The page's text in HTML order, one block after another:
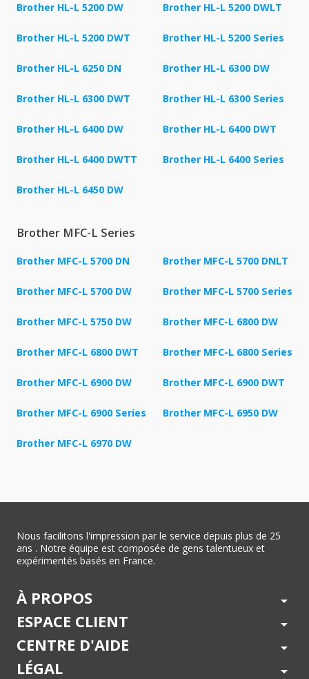
Brother HL-L 5200 DW Brother HL-L 5200 DWLT
Brother HL-L 5200 DWT Brother HL-L 5200 Series
Brother HL-L 6250 DN Brother HL-L 6300 DW
Brother HL-L 6300 DWT Brother HL-L 6300 Series
Brother HL-L 6400 DW Brother HL-L 6400 DWT
Brother HL-L 6400 DWTT Brother HL-L 6400 Series
Brother HL-L 6450 DW
Brother MFC-L Series
Brother MFC-L 5700 DN Brother MFC-L 5700 DNLT
Brother MFC-L 5700 DW Brother MFC-L 5700 Series
Brother MFC-L 5750 DW Brother MFC-L 6800 DW
Brother MFC-L 6800 DWT Brother MFC-L 6800 Series
Brother MFC-L 6900 DW Brother MFC-L 6900 DWT
Brother MFC-L 6900 Series Brother MFC-L 6950 DW
Brother MFC-L 6970 DW
Nous facilitons l'impression par le service depuis plus de 25
ans . Notre équipe est composée de gens talentueux et
expérimentés basés en France.
À PROPOS arrow_drop_down
ESPACE CLIENT arrow_drop_down
CENTRE D'AIDE arrow_drop_down
LÉGAL arrow_drop_down